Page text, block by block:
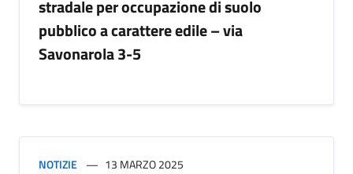
stradale per occupazione di suolo
pubblico a carattere edile – via
Savonarola 3-5
NOTIZIE 13 MARZO 2025